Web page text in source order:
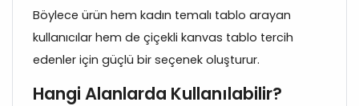
Böylece ürün hem kadın temalı tablo arayan
kullanıcılar hem de çiçekli kanvas tablo tercih
edenler için güçlü bir seçenek oluşturur.
Hangi Alanlarda Kullanılabilir?